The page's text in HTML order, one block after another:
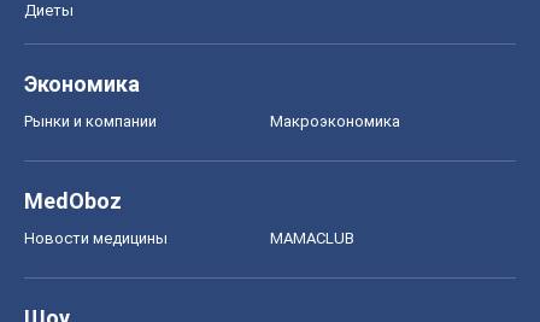
Диеты
Экономика
Рынки и компании Mакроэкономика
MedOboz
Новости медицины MAMACLUB